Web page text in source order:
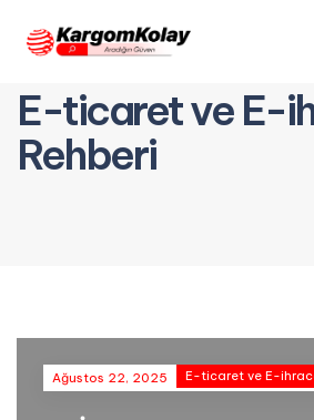
E-ticaret ve E-
Rehberi
Ağustos 22, 2025 E-ticaret ve E-